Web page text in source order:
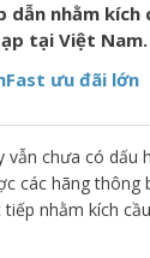
nhằm kích
tại Việt Nam.
ưu đãi lớn
chưa có dấu
các hãng thông
nhằm kích cầu